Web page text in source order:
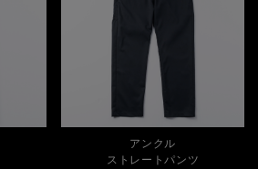
アンクル
ストレートパンツ